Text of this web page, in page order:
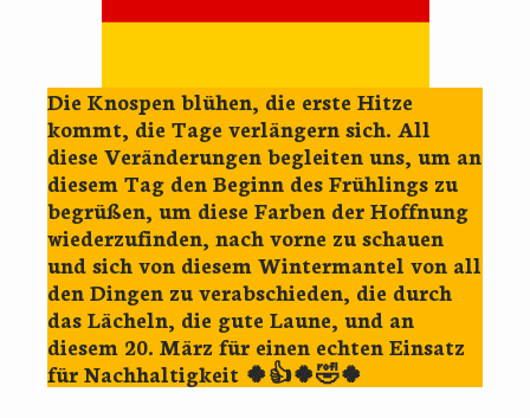
Die Knospen blühen, die erste Hitze
kommt, die Tage verlängern sich. All
diese Veränderungen begleiten uns, um an
diesem Tag den Beginn des Frühlings zu
begrüßen, um diese Farben der Hoffnung
wiederzufinden, nach vorne zu schauen
und sich von diesem Wintermantel von all
den Dingen zu verabschieden, die durch
das Lächeln, die gute Laune, und an
diesem 20. März für einen echten Einsatz
für Nachhaltigkeit 🍀👍🍀🤣🍀